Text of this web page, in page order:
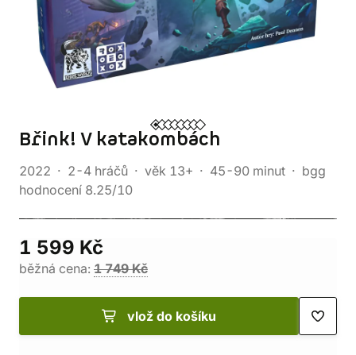
Břink! V katakombách
2022 2-4 hráčů věk 13+ 45-90 minut
bgg
hodnocení 8.25/10
1 599 Kč
běžná cena: 1 749 Kč
vlož do košíku